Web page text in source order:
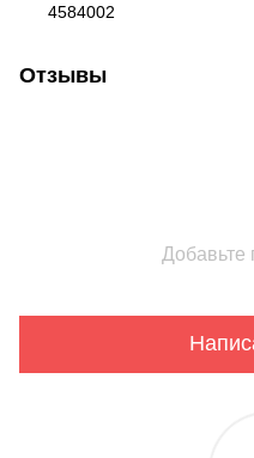
4584002
Отзывы
Добавьте